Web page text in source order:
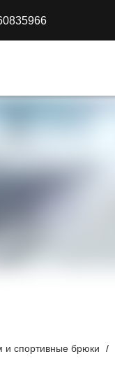
и спортивные брюки /